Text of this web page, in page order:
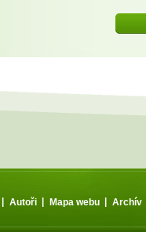
| Autoři | Mapa webu | Archív